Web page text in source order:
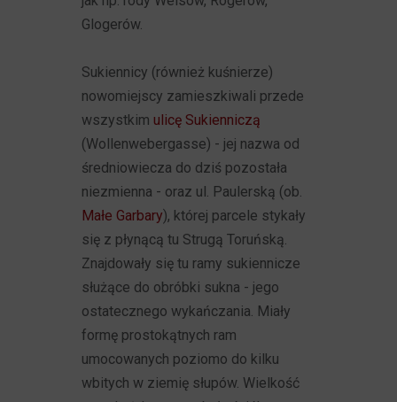
Glogerów.
Sukiennicy (również kuśnierze)
nowomiejscy zamieszkiwali przede
wszystkim ulicę Sukienniczą
(Wollenwebergasse) - jej nazwa od
średniowiecza do dziś pozostała
niezmienna - oraz ul. Paulerską (ob.
Małe Garbary), której parcele stykały
się z płynącą tu Strugą Toruńską.
Znajdowały się tu ramy sukiennicze
służące do obróbki sukna - jego
ostatecznego wykańczania. Miały
formę prostokątnych ram
umocowanych poziomo do kilku
wbitych w ziemię słupów. Wielkość